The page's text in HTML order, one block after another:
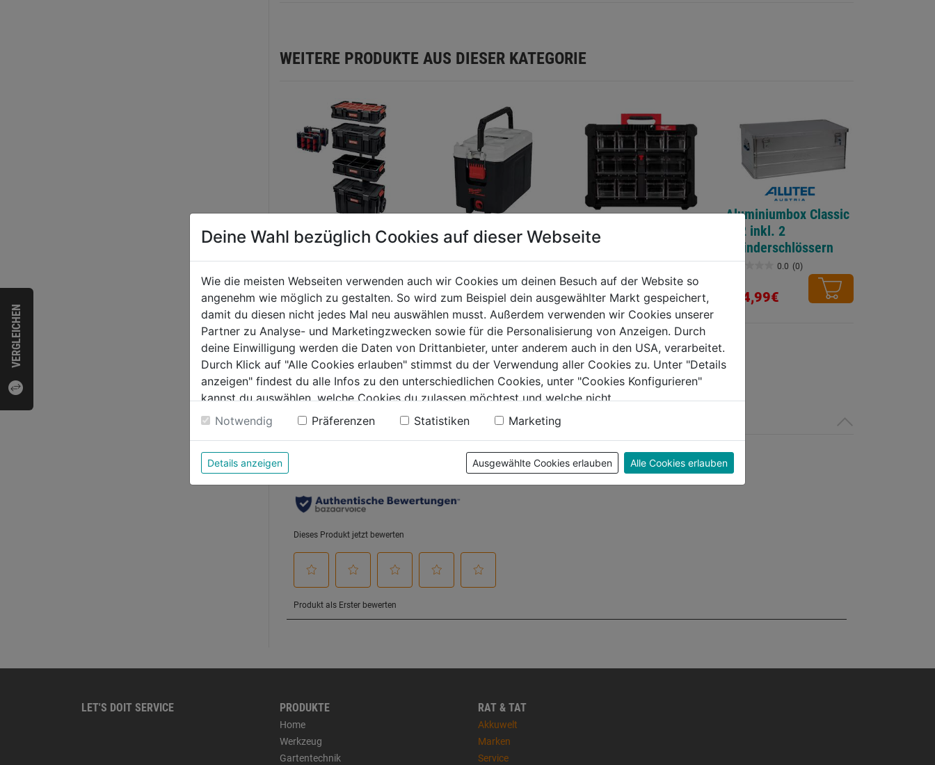
VERGLEICHEN
WEITERE PRODUKTE AUS DIESER KATEGORIE
Werkzeugkoffer-
Basis-Set 6in1 QBRICK
SYSTEM
0.0 (0)
0.0
von
5
Sternen.
139,99€
Kühlbox PACKOUT
0.0 (0)
0.0
von
5
Sternen.
144,99€
Sortimentskasten
PACKOUT
170x500x386mm
0.0 (0)
0.0
von
5
Sternen.
154,99€
Aluminiumbox Classic
142 inkl. 2
Zylinderschlössern
0.0 (0)
154,99€
Bewertung
LET'S DOIT SERVICE PRODUKTE
Home
Werkzeug
Gartentechnik
RAT & TAT
Akkuwelt
Marken
Service
Deine Wahl bezüglich Cookies auf dieser Webseite
Wie die meisten Webseiten verwenden auch wir Cookies um deinen Besuch auf der Website so
angenehm wie möglich zu gestalten. So wird zum Beispiel dein ausgewählter Markt gespeichert,
damit du diesen nicht jedes Mal neu auswählen musst. Außerdem verwenden wir Cookies unserer
Partner zu Analyse- und Marketingzwecken sowie für die Personalisierung von Anzeigen. Durch
deine Einwilligung werden die Daten von Drittanbieter, unter anderem auch in den USA, verarbeitet.
Durch Klick auf "Alle Cookies erlauben" stimmst du der Verwendung aller Cookies zu. Unter "Details
anzeigen" findest du alle Infos zu den unterschiedlichen Cookies, unter "Cookies Konfigurieren"
kannst du auswählen, welche Cookies du zulassen möchtest und welche nicht.
Weitere Informationen findest du in unserer Datenschutzerklärung
Notwendig Präferenzen Statistiken Marketing
Details anzeigen Ausgewählte Cookies erlauben Alle Cookies erlauben